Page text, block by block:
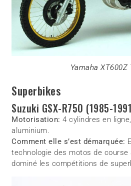
Yamaha XT600Z
Superbikes
Suzuki GSX-R750 (1985-
Motorisation: 4 cylindres en
aluminium.
Comment elle s’est démarquée:
technologie des motos de course
dominé les compétitions de